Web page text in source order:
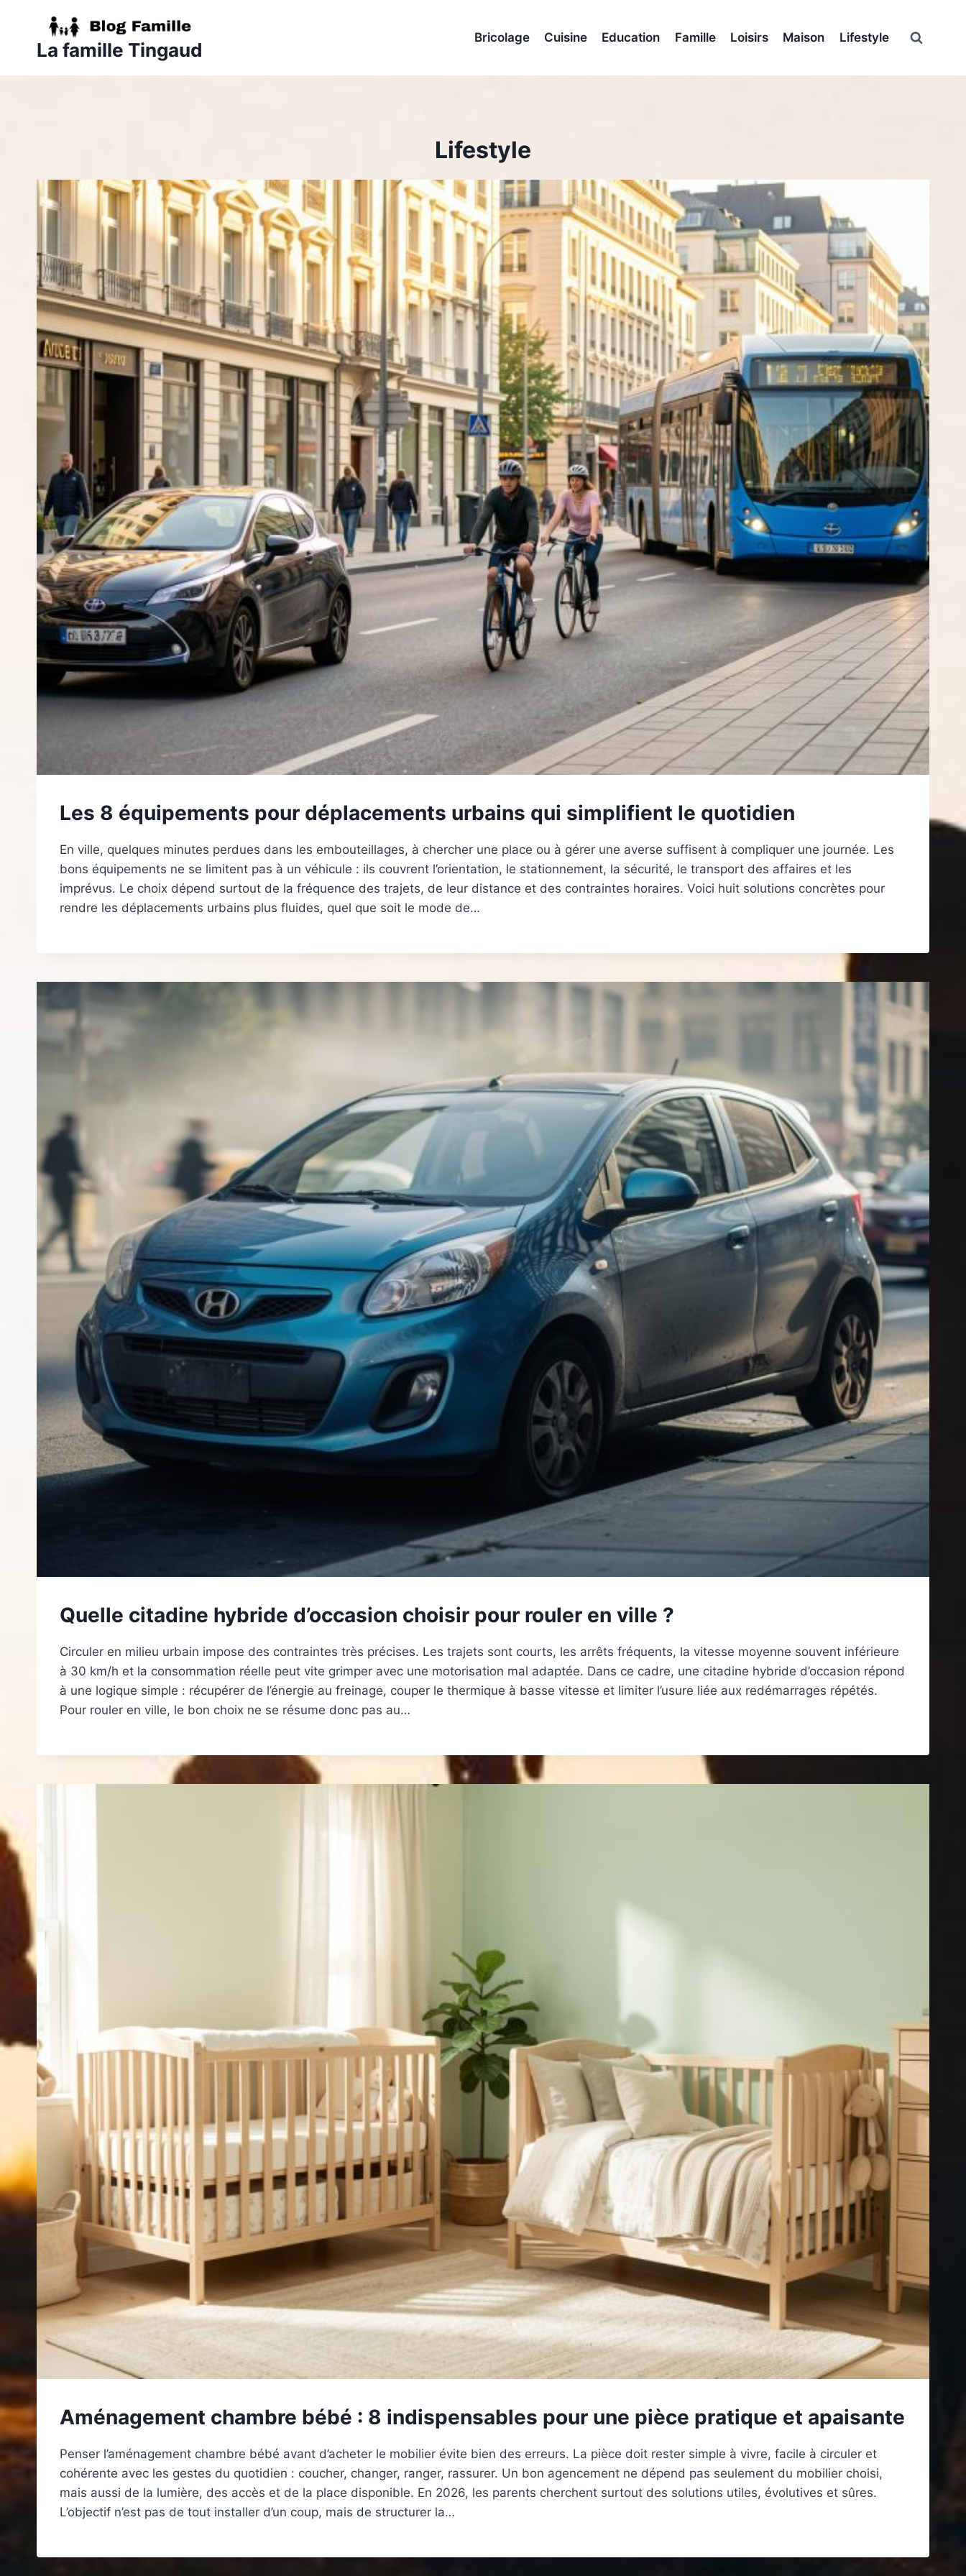
contenuLa famille Tingaud
Bricolage Cuisine Education Famille Loisirs Maison Lifestyle
Lifestyle
Les 8 équipements pour déplacements urbains qui simplifient le quotidien
En ville, quelques minutes perdues dans les embouteillages, à chercher une place ou à gérer une averse suffisent à compliquer une journée. Les
bons équipements ne se limitent pas à un véhicule : ils couvrent l’orientation, le stationnement, la sécurité, le transport des affaires et les
imprévus. Le choix dépend surtout de la fréquence des trajets, de leur distance et des contraintes horaires. Voici huit solutions concrètes pour
rendre les déplacements urbains plus fluides, quel que soit le mode de…
Quelle citadine hybride d’occasion choisir pour rouler en ville ?
Circuler en milieu urbain impose des contraintes très précises. Les trajets sont courts, les arrêts fréquents, la vitesse moyenne souvent inférieure
à 30 km/h et la consommation réelle peut vite grimper avec une motorisation mal adaptée. Dans ce cadre, une citadine hybride d’occasion répond
à une logique simple : récupérer de l’énergie au freinage, couper le thermique à basse vitesse et limiter l’usure liée aux redémarrages répétés.
Pour rouler en ville, le bon choix ne se résume donc pas au…
Aménagement chambre bébé : 8 indispensables pour une pièce pratique et apaisante
Penser l’aménagement chambre bébé avant d’acheter le mobilier évite bien des erreurs. La pièce doit rester simple à vivre, facile à circuler et
cohérente avec les gestes du quotidien : coucher, changer, ranger, rassurer. Un bon agencement ne dépend pas seulement du mobilier choisi,
mais aussi de la lumière, des accès et de la place disponible. En 2026, les parents cherchent surtout des solutions utiles, évolutives et sûres.
L’objectif n’est pas de tout installer d’un coup, mais de structurer la…